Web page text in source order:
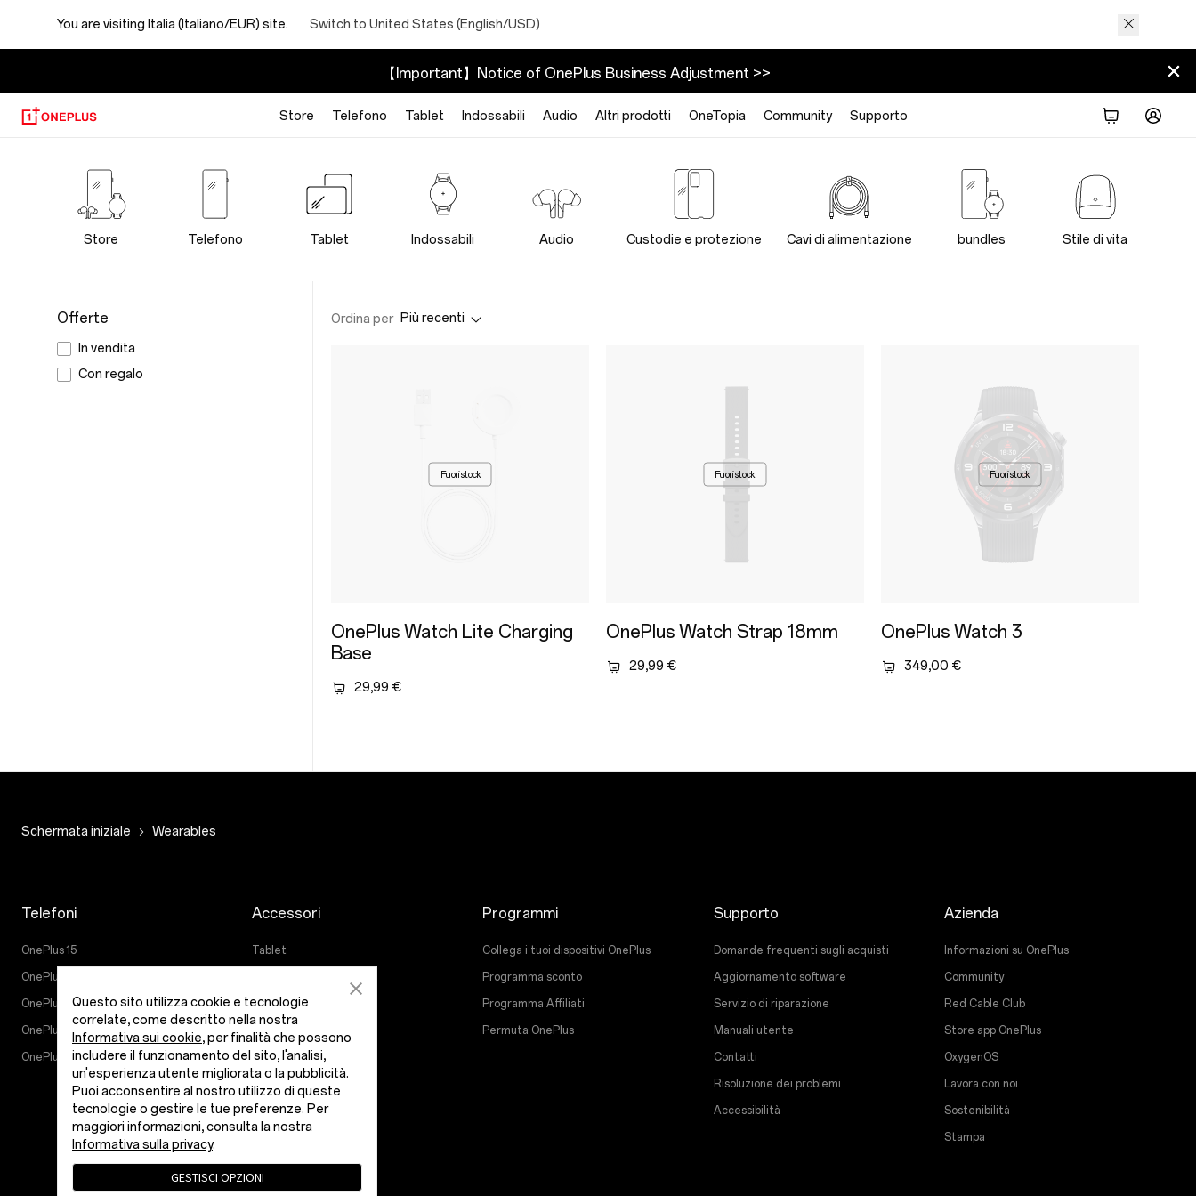
You are visiting Italia (Italiano/EUR) site. Switch to United States (English/USD)
【Important】Notice of OnePlus Business Adjustment >>
Store Telefono Tablet Indossabili Audio Altri prodotti OneTopia Community Supporto
OnePlus
Wearables
StoreStore Telefono Tablet Indossabili Audio Custodie e protezione Cavi di alimentazione bundles Stile di vita
Offerte
In vendita
Con regalo
Ordina per Più recenti
Fuori stock
OnePlus Watch Lite Charging
Base
29,99 €
Fuori stock
OnePlus Watch Strap 18mm
29,99 €
Fuori stock
OnePlus Watch 3
349,00 €
Schermata iniziale Wearables
Telefoni
OnePlus 15
OnePlus 15R
OnePlus 13
OnePlus Nord 5
OnePlus Nord CE5
Accessori
Tablet
Audio
Custodie e protezione
Cavi di alimentazione
bundles
Stile di vita
Programmi
Collega i tuoi dispositivi OnePlus
Programma sconto
Programma Affiliati
Permuta OnePlus
Supporto
Domande frequenti sugli acquisti
Aggiornamento software
Servizio di riparazione
Manuali utente
Contatti
Risoluzione dei problemi
Accessibilità
Azienda
Informazioni su OnePlus
Community
Red Cable Club
Store app OnePlus
OxygenOS
Lavora con noi
Sostenibilità
Stampa
Questo sito utilizza cookie e tecnologie
correlate, come descritto nella nostra
Informativa sui cookie, per finalità che possono
includere il funzionamento del sito, l'analisi,
un'esperienza utente migliorata o la pubblicità.
Puoi acconsentire al nostro utilizzo di queste
tecnologie o gestire le tue preferenze. Per
maggiori informazioni, consulta la nostra
Informativa sulla privacy.
GESTISCI OPZIONI